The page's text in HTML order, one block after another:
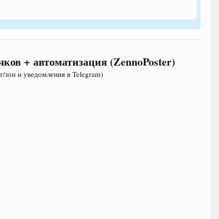
+ автоматизация (ZennoPoster)
и уведомления в Telegram)